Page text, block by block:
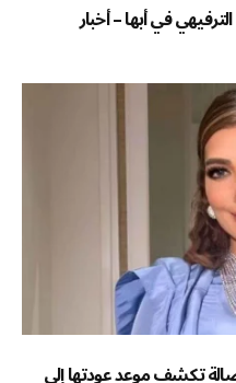
في أبها – أخبار
تكشف موعد عودتها إلى